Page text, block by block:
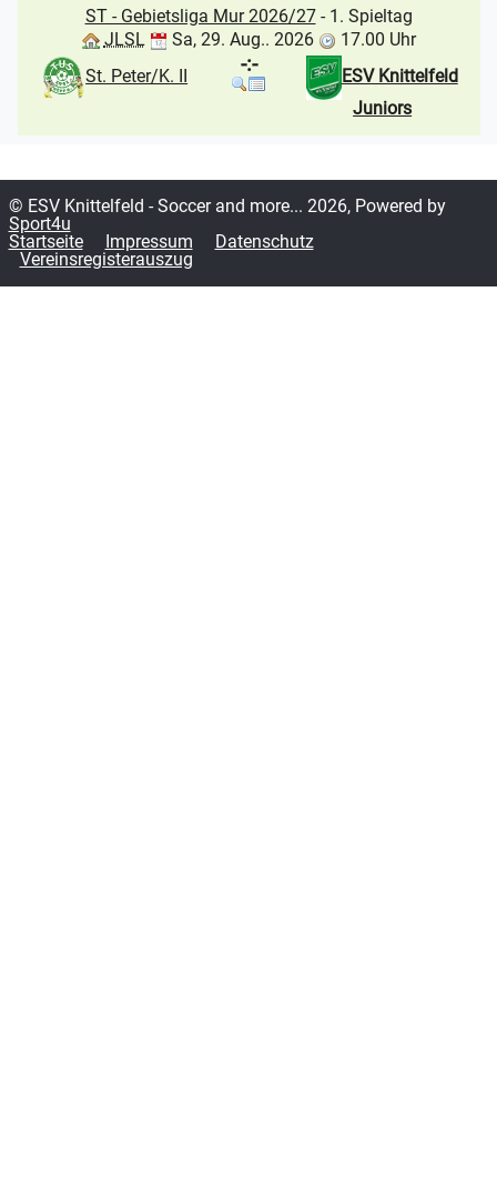
ST - Gebietsliga Mur 2026/27- 1. Spieltag
JLSL
Sa, 29. Aug.. 2026
17.00 Uhr
St. Peter/K. II
ESV Knittelfeld
Juniors
-:-
© ESV Knittelfeld - Soccer and more... 2026, Powered by
Sport4u
Startseite
Impressum
Datenschutz
Vereinsregisterauszug